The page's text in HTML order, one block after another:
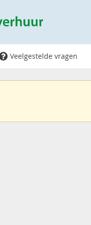
Veelgestelde vragen